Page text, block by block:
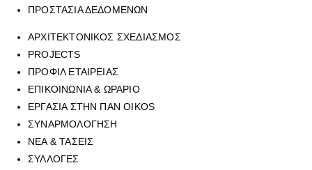
ΠΡΟΣΤΑΣΙΑ ΔΕΔΟΜΕΝΩΝ
ΑΡΧΙΤΕΚΤΟΝΙΚΟΣ ΣΧΕΔΙΑΣΜΟΣ
PROJECTS
ΠΡΟΦΙΛ ΕΤΑΙΡΕΙΑΣ
ΕΠΙΚΟΙΝΩΝΙΑ & ΩΡΑΡΙΟ
ΕΡΓΑΣΙΑ ΣΤΗΝ ΠΑΝ OIKOS
ΣΥΝΑΡΜΟΛΟΓΗΣΗ
ΝΕΑ & ΤΑΣΕΙΣ
ΣΥΛΛΟΓΕΣ